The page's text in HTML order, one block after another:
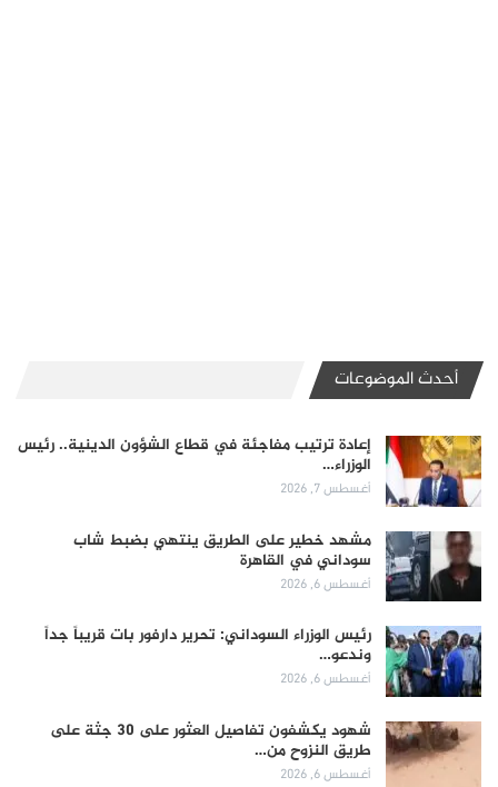
أحدث الموضوعات
إعادة ترتيب مفاجئة في قطاع الشؤون الدينية.. رئيس
الوزراء…
أغسطس 7, 2026
مشهد خطير على الطريق ينتهي بضبط شاب
سوداني في القاهرة
أغسطس 6, 2026
رئيس الوزراء السوداني: تحرير دارفور بات قريباً جداً
وندعو…
أغسطس 6, 2026
شهود يكشفون تفاصيل العثور على 30 جثة على
طريق النزوح من…
أغسطس 6, 2026